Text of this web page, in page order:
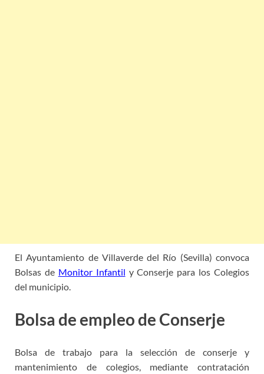
El Ayuntamiento de Villaverde del Río (Sevilla) convoca
Bolsas de Monitor Infantil y Conserje para los Colegios
del municipio.
Bolsa de empleo de Conserje
Bolsa de trabajo para la selección de conserje y
mantenimiento de colegios, mediante contratación